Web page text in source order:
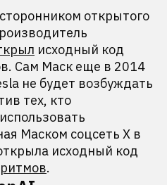
открытого
исходный код
Сам Маск еще в 2014
не будет возбуждать
тех, кто
Маском соцсеть X в
исходный код
.